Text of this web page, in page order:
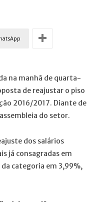
na manhã de quarta-
de reajustar o piso
2016/2017. Diante de
do setor.
dos salários
já consagradas em
categoria em 3,99%,